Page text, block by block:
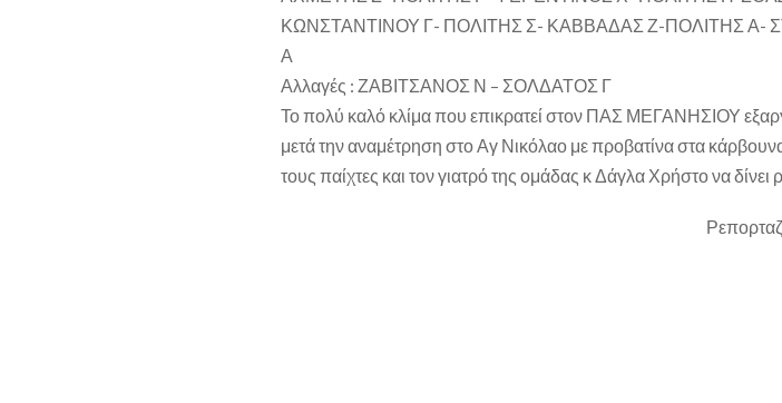
ΚΩΝΣΤΑΝΤΙΝΟΥ Γ- ΠΟΛΙΤΗΣ Σ- ΚΑΒΒΑΔΑΣ Ζ-ΠΟΛΙΤΗΣ Α-
Α
Αλλαγές : ΖΑΒΙΤΣΑΝΟΣ Ν – ΣΟΛΔΑΤΟΣ Γ
Το πολύ καλό κλίμα που επικρατεί στον ΠΑΣ ΜΕΓΑΝΗΣΙΟΥ
μετά την αναμέτρηση στο Αγ Νικόλαο με προβατίνα στα
τους παίχτες και τον γιατρό της ομάδας κ Δάγλα Χρήστο να δίνει